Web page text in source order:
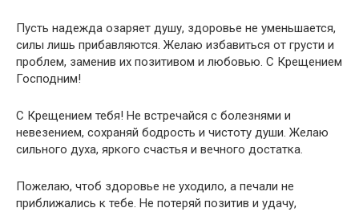
Пусть надежда озаряет душу, здоровье не уменьшается,
силы лишь прибавляются. Желаю избавиться от грусти и
проблем, заменив их позитивом и любовью. С Крещением
Господним!
С Крещением тебя! Не встречайся с болезнями и
невезением, сохраняй бодрость и чистоту души. Желаю
сильного духа, яркого счастья и вечного достатка.
Пожелаю, чтоб здоровье не уходило, а печали не
приближались к тебе. Не потеряй позитив и удачу,